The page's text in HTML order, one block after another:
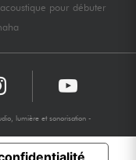
pour débuter
lumière et sonorisation -